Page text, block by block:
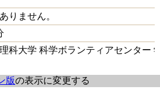
りません。
科大学 科学ボランティアセンター
版の表示に変更する